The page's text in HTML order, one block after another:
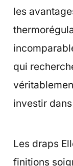
les
qui
investir
Les draps
finitions